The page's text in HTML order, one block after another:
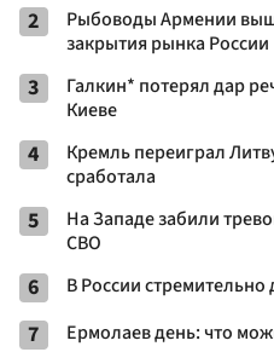
2
Рыбоводы Армении
закрытия рынка России
3
Галкин* потерял дар
Киеве
4
Кремль переиграл
сработала
5
На Западе забили
СВО
6 В России стремительно
7 Ермолаев день: что